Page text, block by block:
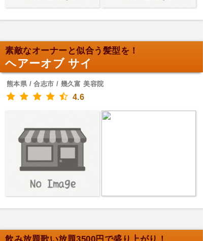
素敵なオーナーと似合う髪型を！
ヘアーオブ サイ
熊本県 / 合志市 / 幾久富 美容院
4.6